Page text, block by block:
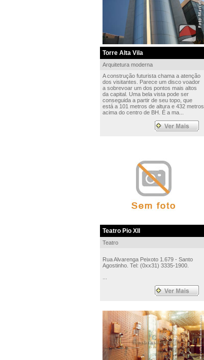
Torre Alta Vila
Arquitetura moderna
A construção futurista chama a atenção
dos visitantes. Parece um disco voador
a sobrevoar um dos pontos mais altos
da capital. Uma bela vista pode ser
conseguida a partir de seu topo, que
está a 101 metros de altura e 432 metros
acima do centro de BH. É a ma...
Teatro Pio XII
Teatro
Rua Alvarenga Peixoto 1.679 - Santo
Agostinho. Tel: (0xx31) 3335-1900.